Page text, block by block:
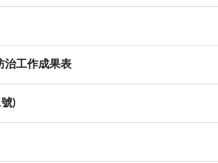
治工作成果表
)